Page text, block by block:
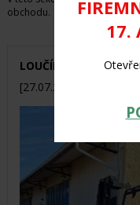
17.
obchodu.
LOUČÍME SE S
[27.07.2026]